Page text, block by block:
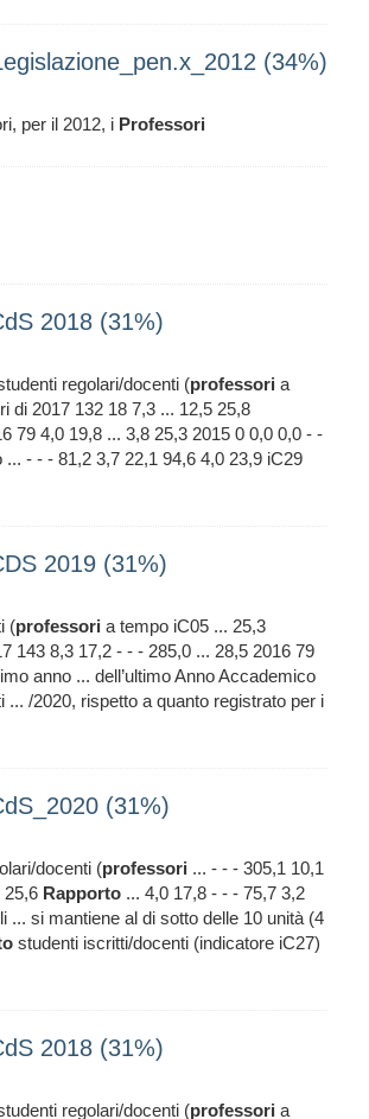
(34%)
per il 2012, i Professori
2018 (31%)
regolari/docenti (professori a
di 2017 132 18 7,3 ... 12,5 25,8
79 4,0 19,8 ... 3,8 25,3 2015 0 0,0 0,0 - -
- - - 81,2 3,7 22,1 94,6 4,0 23,9 iC29
2019 (31%)
(professori a tempo iC05 ... 25,3
143 8,3 17,2 - - - 285,0 ... 28,5 2016 79
anno ... dell’ultimo Anno Accademico
... /2020, rispetto a quanto registrato per i
(31%)
docenti (professori ... - - - 305,1 10,1
25,6 Rapporto ... 4,0 17,8 - - - 75,7 3,2
... si mantiene al di sotto delle 10 unità (4
studenti iscritti/docenti (indicatore iC27)
2018 (31%)
regolari/docenti (professori a